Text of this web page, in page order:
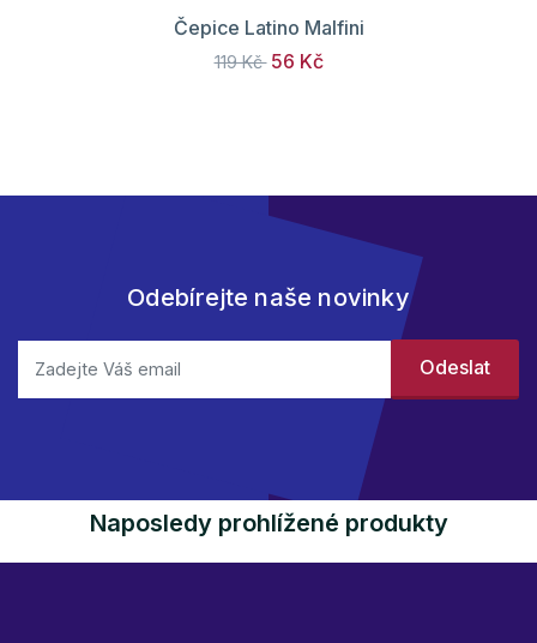
Čepice Latino Malfini
119 Kč 56 Kč
Odebírejte naše novinky
Naposledy prohlížené produkty